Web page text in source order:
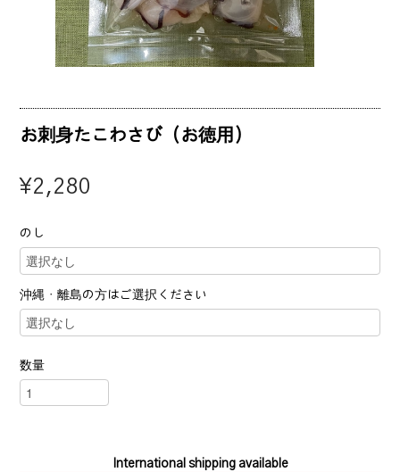
お刺身たこわさび（お徳用）
¥2,280
のし
沖縄・離島の方はご選択ください
数量
International shipping available